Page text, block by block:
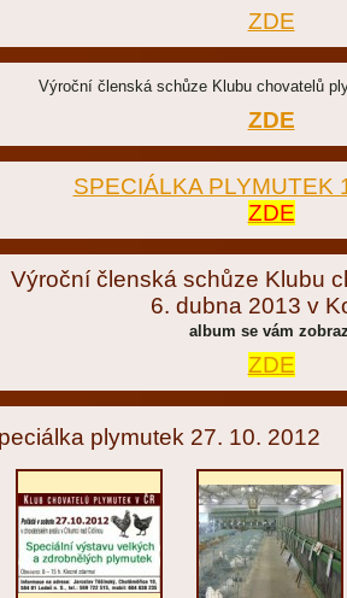
ZDE
Výroční členská schůze Klubu chovatelů
ZDE
SPECIÁLKA PLYMUTEK
ZDE
Výroční členská schůze Klubu
6. dubna 2013 v
album se vám
ZDE
plymutek 27. 10. 2012